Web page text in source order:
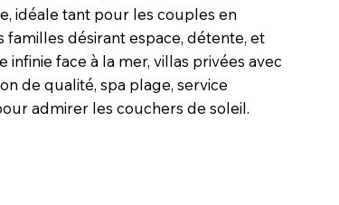
idéale tant pour les couples en
désirant espace, détente, et
infinie face à la mer, villas privées avec
de qualité, spa plage, service
admirer les couchers de soleil.